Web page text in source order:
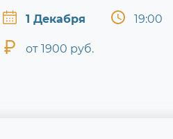
1 Декабря 19:00
от 1900 руб.